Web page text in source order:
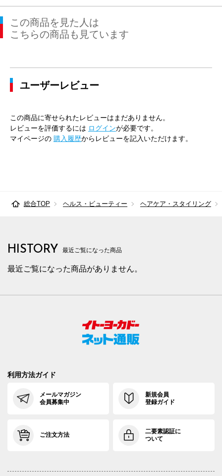
この商品を見た人は
こちらの商品も見ています
ユーザーレビュー
この商品に寄せられたレビューはまだありません。
レビューを評価するには ログインが必要です。
マイページの 購入履歴からレビューを記入いただけます。
総合TOP ヘルス・ビューティー ヘアケア・スタイリング
HISTORY 最近ご覧になった商品
最近ご覧になった商品がありません。
利用方法ガイド
メールマガジン
会員募集中
新規会員
登録ガイド
ご注文方法
二要素認証に
ついて